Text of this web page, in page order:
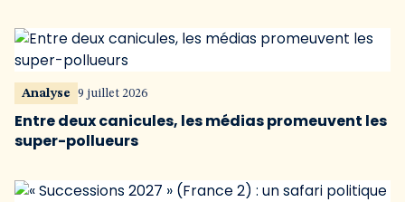
Analyse 9 juillet 2026
Entre deux canicules, les médias promeuvent les
super-pollueurs